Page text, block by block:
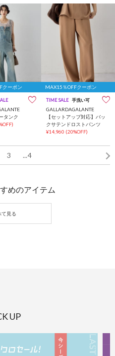
クーポン
タンク
MAX15％OFFクーポン
TIME SALE 手洗い可
GALLARDAGALANTE
【セットアップ対応】バッ
クサテンドロストパンツ
¥14,960 (20%OFF)
3 ...4
めのアイテム
UP